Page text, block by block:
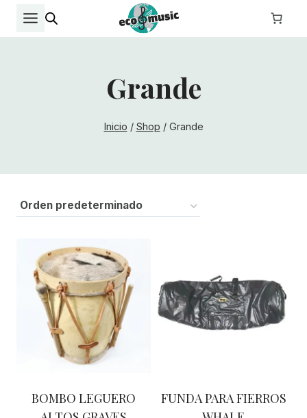
Grande
Inicio / Shop / Grande
BOMBO LEGUERO
FUNDA PARA FIERROS